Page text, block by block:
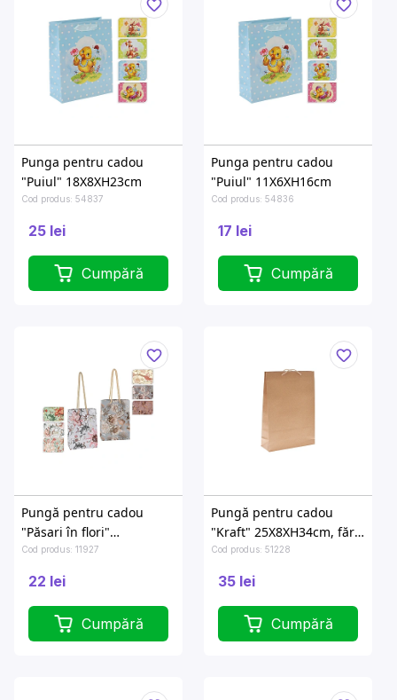
Punga pentru cadou
"Puiul" 18X8XH23cm
Cod produs: 54837
25 lei
Cumpără
Punga pentru cadou
"Puiul" 11X6XH16cm
Cod produs: 54836
17 lei
Cumpără
Pungă pentru cadou
"Păsari în flori"
18X8XH23cm
Cod produs: 11927
22 lei
Cumpără
Pungă pentru cadou
"Kraft" 25X8XH34cm, fără
desen
Cod produs: 51228
35 lei
Cumpără